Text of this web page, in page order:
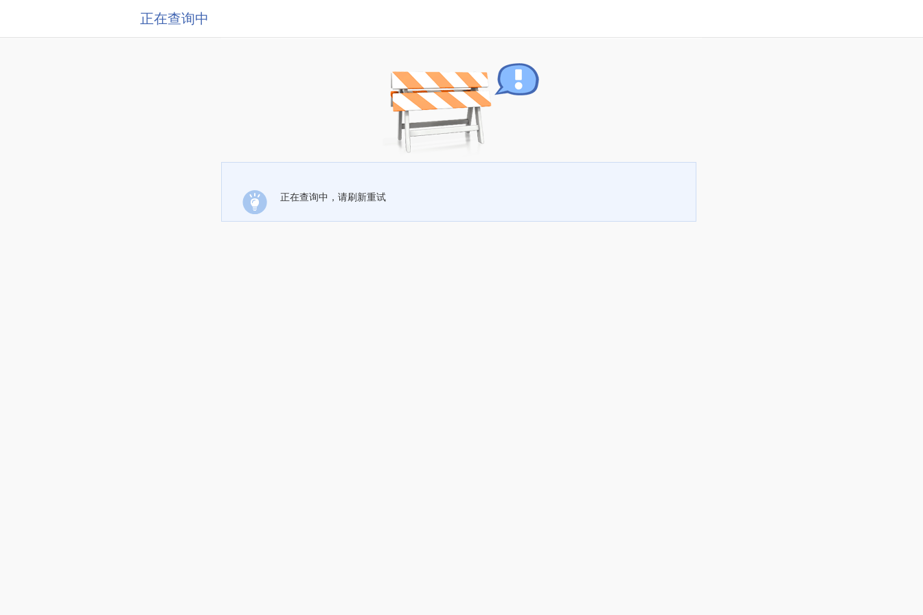
正在查询中
正在查询中，请刷新重试